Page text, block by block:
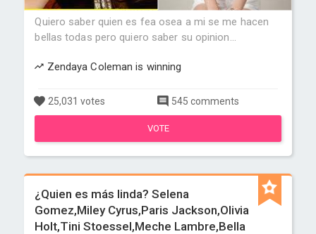
Quiero saber quien es fea osea a mi se me hacen
bellas todas pero quiero saber su opinion...
Zendaya Coleman is winning
25,031 votes 545 comments
VOTE
¿Quien es más linda? Selena
Gomez,Miley Cyrus,Paris Jackson,Olivia
Holt,Tini Stoessel,Meche Lambre,Bella